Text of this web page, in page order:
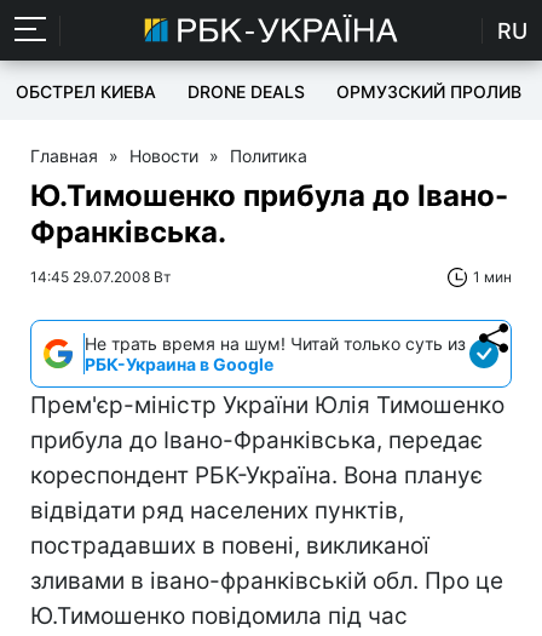
RU
ОБСТРЕЛ КИЕВА DRONE DEALS ОРМУЗСКИЙ ПРОЛИВ
Главная » Новости » Политика
Ю.Тимошенко прибула до Івано-
Франківська.
14:45 29.07.2008 Вт 1 мин
Не трать время на шум! Читай только суть из
РБК-Украина в Google
Прем'єр-міністр України Юлія Тимошенко
прибула до Івано-Франківська, передає
кореспондент РБК-Україна. Вона планує
відвідати ряд населених пунктів,
пострадавших в повені, викликаної
зливами в івано-франківській обл. Про це
Ю.Тимошенко повідомила під час